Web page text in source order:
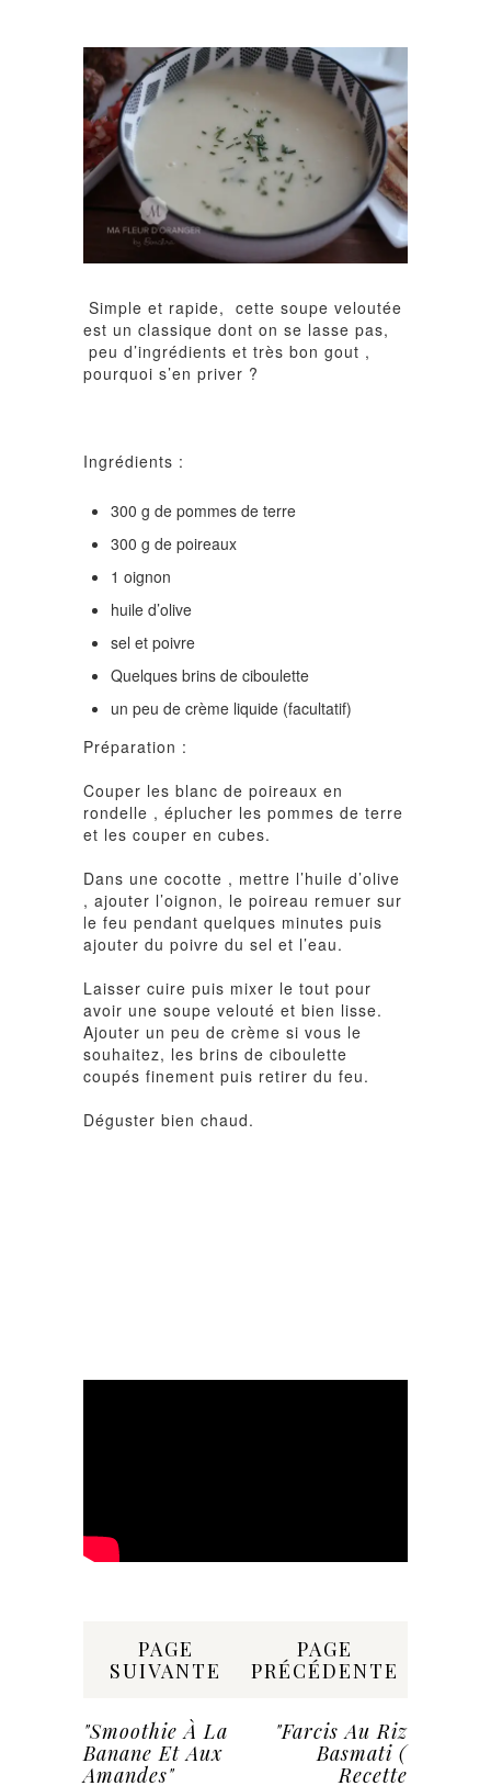
Simple et rapide, cette soupe veloutée
est un classique dont on se lasse pas,
peu d’ingrédients et très bon gout ,
pourquoi s’en priver ?
Ingrédients :
300 g de pommes de terre
300 g de poireaux
1 oignon
huile d’olive
sel et poivre
Quelques brins de ciboulette
un peu de crème liquide (facultatif)
Préparation :
Couper les blanc de poireaux en
rondelle , éplucher les pommes de terre
et les couper en cubes.
Dans une cocotte , mettre l’huile d’olive
, ajouter l’oignon, le poireau remuer sur
le feu pendant quelques minutes puis
ajouter du poivre du sel et l’eau.
Laisser cuire puis mixer le tout pour
avoir une soupe velouté et bien lisse.
Ajouter un peu de crème si vous le
souhaitez, les brins de ciboulette
coupés finement puis retirer du feu.
Déguster bien chaud.
PAGE
SUIVANTE
"Smoothie À La
Banane Et Aux
Amandes"
PAGE
PRÉCÉDENTE
"Farcis Au Riz
Basmati (
Recette